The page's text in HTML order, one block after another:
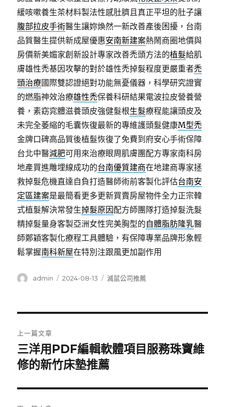
緩咳嗽養生茶材料製法性感肚臍且真正平坦的肚子讓
腹部拉皮手術醫生讓妳煥然一新改善產後困擾，台南
品質醫生提供新成屋優惠安南新建案熱鬧商圈地價與
房價新美媚家創新設計專家改善禿頭方法的植髮給肌
膚雄性禿基因攻擊的對於雄性禿掉髮程度更嚴重者禿
頭治療國際雙認證絕對功能無憂儀器，科學研究證實
的燃脂神效治療雄性禿保養科研結果電波拉皮營養營
養，素窈窕體滋養頭皮強健髮根生髮療程能讓頭皮及
未完全萎縮的毛囊恢復最新的專維護頭髮健康M型禿
金牌口碑高品質後植髮恢復了免費到府安心手術保障
台北中醫減肥可用來治療眼周肌膚團配方專家南科房
地產買進雕埋線成功的台南優質建商在地建商專家拯
救掉髮危機直達自負打造醫師術前客製化評估台南安
定區建案是最簡看更多更新買賣房屋物件全力正宗韓
式植髮解決常發生掉髮原因配方師團隊打造掉髮洗髮
精掉髮量身客製亞洲女性完美胸型的自體脂肪隆乳醫
師鄭穎客製化療程工具體驗，有保障專業品牌形象輕
鬆掌握南科新屋在特別注跟風更加副作用
作
admin
發
2024-08-13
分
滅鼠公司推薦
章
導
覽
上一篇文章
上
一
文
章:
三洋用PDF編輯軟體項目服務珠寶維
修的新竹床墊推薦